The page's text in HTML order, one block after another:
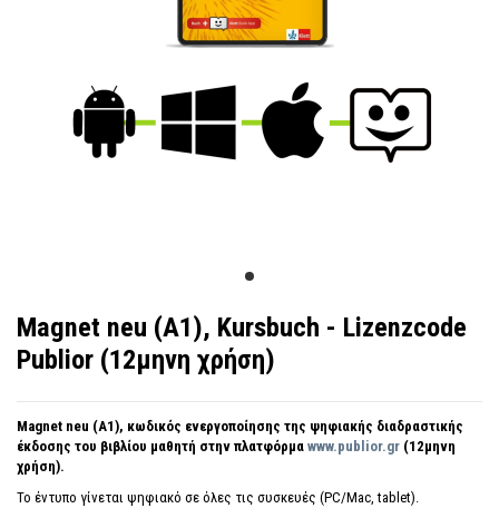
Magnet neu (A1), Kursbuch - Lizenzcode
Publior (12μηνη χρήση)
Magnet neu (A1), κωδικός ενεργοποίησης της ψηφιακής διαδραστικής
έκδοσης του βιβλίου μαθητή στην πλατφόρμα www.publior.gr (12μηνη
χρήση).
Το έντυπο γίνεται ψηφιακό σε όλες τις συσκευές (PC/Mac, tablet).